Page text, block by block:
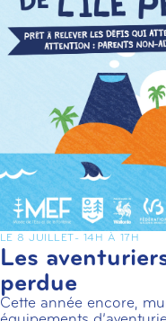
LE 8 JUILLET- 14H À 17H
Les
perdue
Cette année encore,